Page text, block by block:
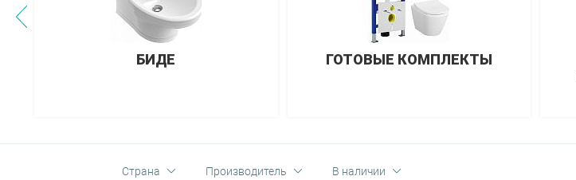
БИДЕ ГОТОВЫЕ КОМПЛЕКТЫ
Страна Производитель В наличии